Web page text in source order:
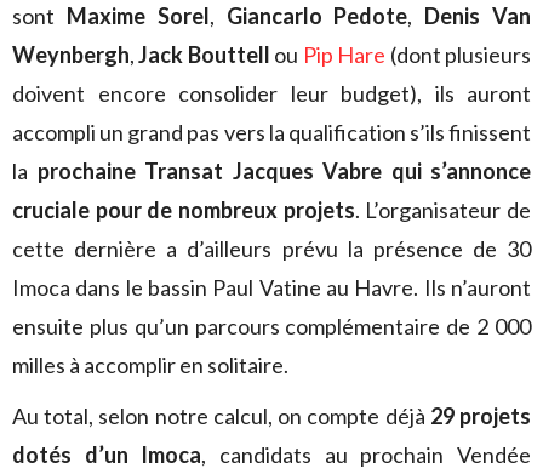
sont Maxime Sorel, Giancarlo Pedote, Denis Van
Weynbergh,Jack Bouttell ou Pip Hare (dont plusieurs
doivent encore consolider leur budget), ils auront
accompli un grand pas vers la qualification s’ils finissent
la prochaine Transat Jacques Vabre qui s’annonce
cruciale pour de nombreux projets. L’organisateur de
cette dernière a d’ailleurs prévu la présence de 30
Imoca dans le bassin Paul Vatine au Havre. Ils n’auront
ensuite plus qu’un parcours complémentaire de 2 000
milles à accomplir en solitaire.
Au total, selon notre calcul, on compte déjà 29 projets
dotés d’un Imoca, candidats au prochain Vendée